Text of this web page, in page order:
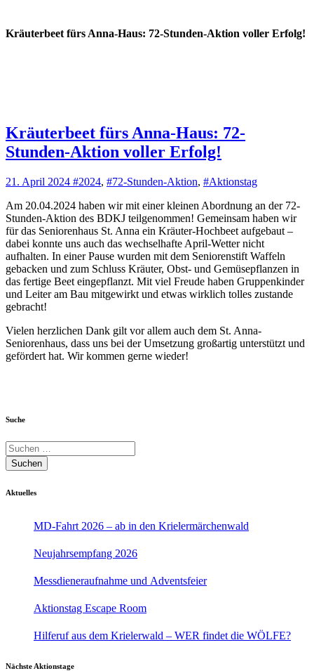
Kräuterbeet fürs Anna-Haus: 72-Stunden-Aktion voller Erfolg!
Kräuterbeet fürs Anna-Haus: 72-
Stunden-Aktion voller Erfolg!
21. April 2024 #2024, #72-Stunden-Aktion, #Aktionstag
Am 20.04.2024 haben wir mit einer kleinen Abordnung an der 72-
Stunden-Aktion des BDKJ teilgenommen! Gemeinsam haben wir
für das Seniorenhaus St. Anna ein Kräuter-Hochbeet aufgebaut –
dabei konnte uns auch das wechselhafte April-Wetter nicht
aufhalten. In einer Pause wurden mit dem Seniorenstift Waffeln
gebacken und zum Schluss Kräuter, Obst- und Gemüsepflanzen in
das fertige Beet eingepflanzt. Mit viel Freude haben Gruppenkinder
und Leiter am Bau mitgewirkt und etwas wirklich tolles zustande
gebracht!
Vielen herzlichen Dank gilt vor allem auch dem St. Anna-
Seniorenhaus, dass uns bei der Umsetzung großartig unterstützt und
gefördert hat. Wir kommen gerne wieder!
Suche
Suchen
Aktuelles
MD-Fahrt 2026 – ab in den Krielermärchenwald
Neujahrsempfang 2026
Messdieneraufnahme und Adventsfeier
Aktionstag Escape Room
Hilferuf aus dem Krielerwald – WER findet die WÖLFE?
Nächste Aktionstage